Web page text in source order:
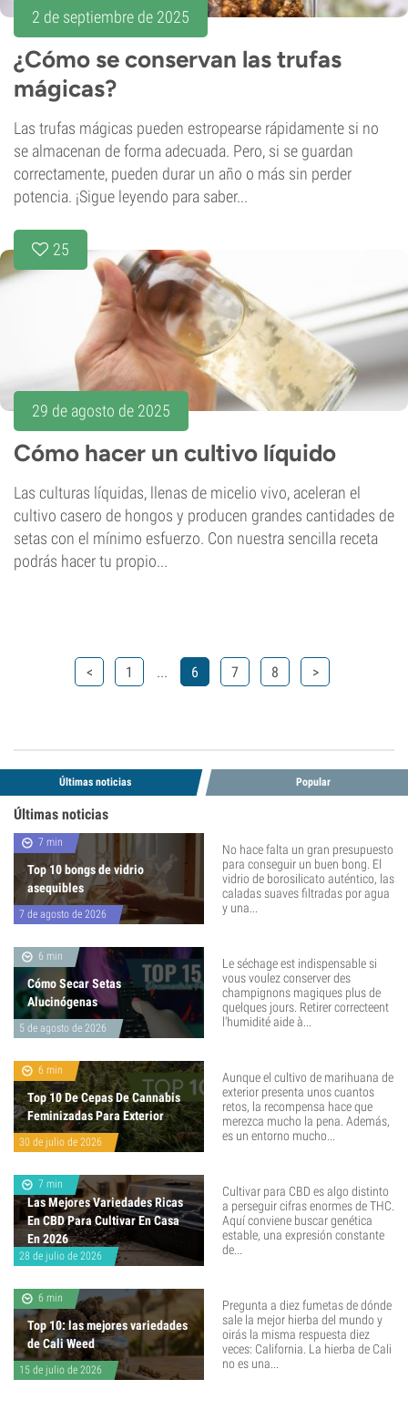
2 de septiembre de 2025
¿Cómo se conservan las trufas
mágicas?
Las trufas mágicas pueden estropearse rápidamente si no
se almacenan de forma adecuada. Pero, si se guardan
correctamente, pueden durar un año o más sin perder
potencia. ¡Sigue leyendo para saber...
25
29 de agosto de 2025
Cómo hacer un cultivo líquido
Las culturas líquidas, llenas de micelio vivo, aceleran el
cultivo casero de hongos y producen grandes cantidades de
setas con el mínimo esfuerzo. Con nuestra sencilla receta
podrás hacer tu propio...
< 1 ... 6 7 8 >
Últimas noticias Popular
Últimas noticias
7 min
Top 10 bongs de vidrio
asequibles
7 de agosto de 2026
No hace falta un gran presupuesto
para conseguir un buen bong. El
vidrio de borosilicato auténtico, las
caladas suaves filtradas por agua
y una...
6 min
Cómo Secar Setas
Alucinógenas
5 de agosto de 2026
Le séchage est indispensable si
vous voulez conserver des
champignons magiques plus de
quelques jours. Retirer correcteent
l'humidité aide à...
6 min
Top 10 De Cepas De Cannabis
Feminizadas Para Exterior
30 de julio de 2026
Aunque el cultivo de marihuana de
exterior presenta unos cuantos
retos, la recompensa hace que
merezca mucho la pena. Además,
es un entorno mucho...
7 min
Las Mejores Variedades Ricas
En CBD Para Cultivar En Casa
En 2026
28 de julio de 2026
Cultivar para CBD es algo distinto
a perseguir cifras enormes de THC.
Aquí conviene buscar genética
estable, una expresión constante
de...
6 min
Top 10: las mejores variedades
de Cali Weed
15 de julio de 2026
Pregunta a diez fumetas de dónde
sale la mejor hierba del mundo y
oirás la misma respuesta diez
veces: California. La hierba de Cali
no es una...